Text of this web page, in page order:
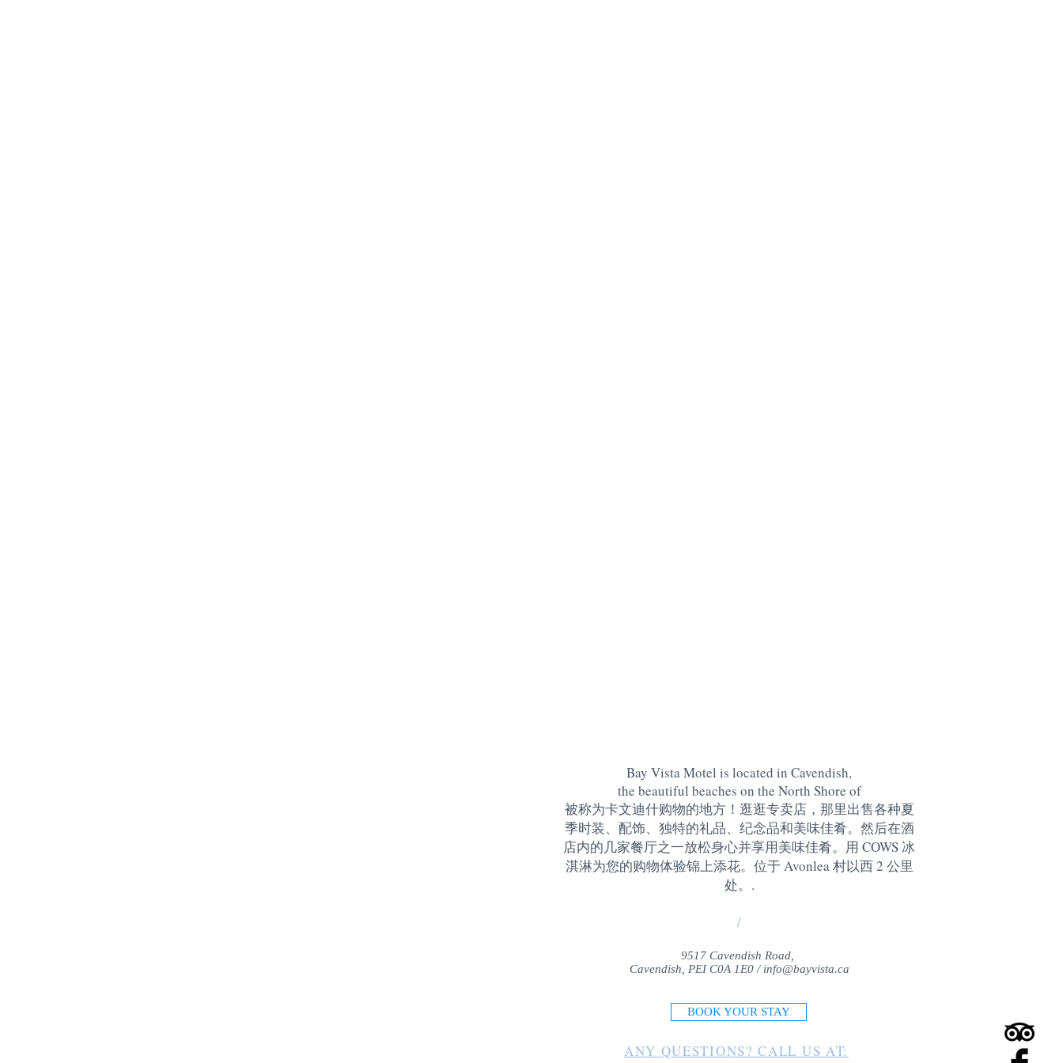
Bay Vista Motel is located in Cavendish,
the beautiful beaches on the North Shore of
被称为卡文迪什购物的地方！逛逛专卖店，那里出售各种夏
季时装、配饰、独特的礼品、纪念品和美味佳肴。然后在酒
店内的几家餐厅之一放松身心并享用美味佳肴。用 COWS 冰
淇淋为您的购物体验锦上添花。位于 Avonlea 村以西 2 公里
处。 .
/
9517 Cavendish Road,
Cavendish, PEI C0A 1E0 / info@bayvista.ca
BOOK YOUR STAY
ANY QUESTIONS? CALL US AT: